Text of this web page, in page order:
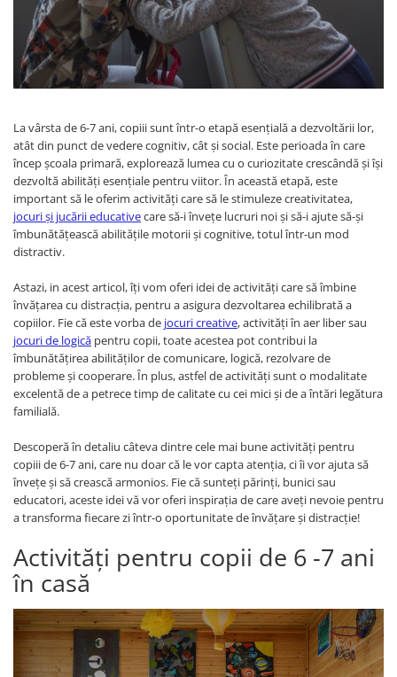
Jocuri experimente stiintifice
Casute copii
Jocuri de rol
Casute papusi
Jocuri dezvoltare emotionala
Jucarii din lemn
Jocuri si jucarii stiinta
Jucarii si jocuri Montessori
Papusi Barbie
Ceasuri copii
Jocuri de cooperare
Jocuri dezvoltarea imaginatiei
Jocuri geografie
Jocuri Origami
Jocuri si jucarii educative
Jocuri STEAM
Jucarii muzicale
Jucării ȋndemânare
Masinute si trenulete
Roboti de jucarie
Carti metoda Montessori
Carti si culegeri cu exercitii
Cărți educative pentru copii
La vârsta de 6-7 ani, copiii sunt într-o etapă esențială a dezvoltării lor,
atât din punct de vedere cognitiv, cât și social. Este perioada în care
încep școala primară, explorează lumea cu o curiozitate crescândă și își
dezvoltă abilități esențiale pentru viitor. În această etapă, este
important să le oferim activități care să le stimuleze creativitatea,
jocuri și jucării educativecare să-i învețe lucruri noi și să-i ajute să-și
îmbunătățească abilitățile motorii și cognitive, totul într-un mod
distractiv.
Astazi, in acest articol, îți vom oferi idei de activități care să îmbine
învățarea cu distracția, pentru a asigura dezvoltarea echilibrată a
copiilor. Fie că este vorba de jocuri creative, activități în aer liber sau
jocuri de logică pentru copii, toate acestea pot contribui la
îmbunătățirea abilităților de comunicare, logică, rezolvare de
probleme și cooperare. În plus, astfel de activități sunt o modalitate
excelentă de a petrece timp de calitate cu cei mici și de a întări legătura
familială.
Descoperă în detaliu câteva dintre cele mai bune activități pentru
copiii de 6-7 ani, care nu doar că le vor capta atenția, ci îi vor ajuta să
învețe și să crească armonios. Fie că sunteți părinți, bunici sau
educatori, aceste idei vă vor oferi inspirația de care aveți nevoie pentru
a transforma fiecare zi într-o oportunitate de învățare și distracție!
Activități pentru copii de 6 -7 ani
în casă